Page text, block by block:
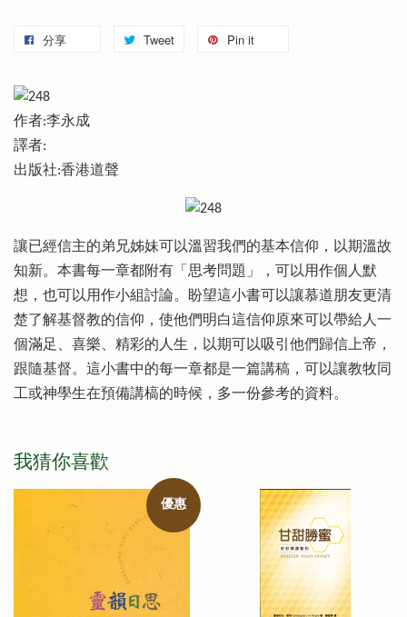
分享 Tweet Pin it
作者:李永成
譯者:
出版社:香港道聲
讓已經信主的弟兄姊妹可以溫習我們的基本信仰，以期溫故
知新。本書每一章都附有「思考問題」，可以用作個人默
想，也可以用作小組討論。盼望這小書可以讓慕道朋友更清
楚了解基督教的信仰，使他們明白這信仰原來可以帶給人一
個滿足、喜樂、精彩的人生，以期可以吸引他們歸信上帝，
跟隨基督。這小書中的每一章都是一篇講稿，可以讓教牧同
工或神學生在預備講槁的時候，多一份參考的資料。
我猜你喜歡
優惠